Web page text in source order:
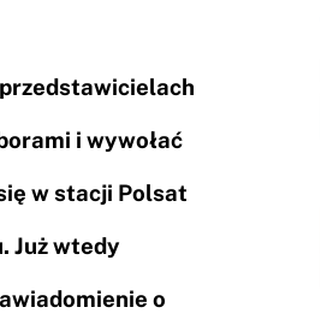
i wywołać
w stacji Polsat
Już wtedy
o